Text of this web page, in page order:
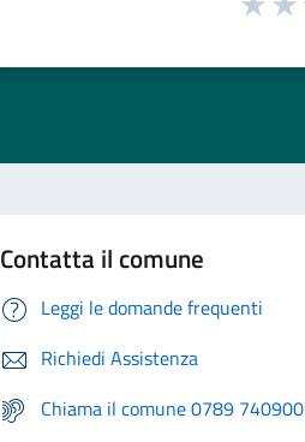
Contatta il comune
Leggi le domande frequenti
Richiedi Assistenza
Chiama il comune 0789 740900